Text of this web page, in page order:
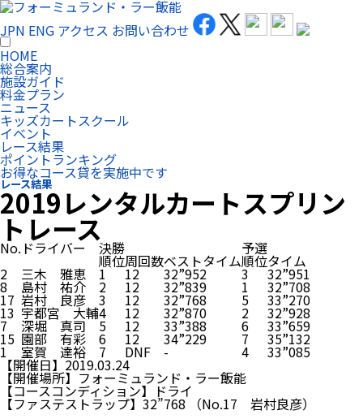
JPN ENG アクセス お問い合わせ
HOME
総合案内
施設ガイド
料金プラン
ニュース
キッズカートスクール
イベント
レース結果
ポイントランキング
お得なコース貸を実施中です
レース結果
2019レンタルカートスプリン
トレース
No. ドライバー 決勝 予選
順位周回数ベストタイム順位タイム
2 三木 雅恵 1 12 32”952 3 32”951
8 島村 祐介 2 12 32”839 1 32”708
17 岩村 良彦 3 12 32”768 5 33”270
13 宇都宮 大輔4 12 32”870 2 32”928
7 深堀 真司 5 12 33”388 6 33”659
15 園部 有彩 6 12 34”229 7 35”132
1 室賀 達裕 7 DNF - 4 33”085
【開催日】2019.03.24
【開催場所】フォーミュランド・ラー飯能
【コースコンディション】ドライ
【ファステストラップ】32”768 （No.17 岩村良彦）